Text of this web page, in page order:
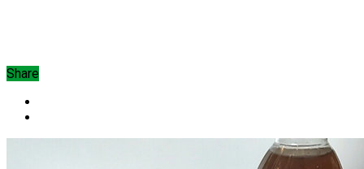
Share